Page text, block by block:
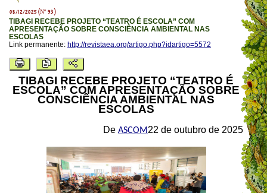
08/12/2025 (Nº 93)
TIBAGI RECEBE PROJETO “TEATRO É ESCOLA” COM
APRESENTAÇÃO SOBRE CONSCIÊNCIA AMBIENTAL NAS
ESCOLAS
Link permanente: http://revistaea.org/artigo.php?idartigo=5572
TIBAGI RECEBE PROJETO “TEATRO É
ESCOLA” COM APRESENTAÇÃO SOBRE
CONSCIÊNCIA AMBIENTAL NAS
ESCOLAS
De ASCOM22 de outubro de 2025